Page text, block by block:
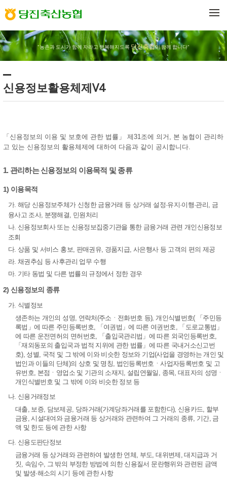
"농촌과 도시가 함께 자라고 행복해지도록 당진축협이 함께 합니다"
신용정보활용체제V4
「신용정보의 이용 및 보호에 관한 법률」 제31조에 의거, 본 농협이 관리하
고 있는 신용정보의 활용체제에 대하여 다음과 같이 공시합니다.
1. 관리하는 신용정보의 이용목적 및 종류
1) 이용목적
가. 해당 신용정보주체가 신청한 금융거래 등 상거래 설정·유지·이행·관리, 금
융사고 조사, 분쟁해결, 민원처리
나. 신용정보회사 또는 신용정보집중기관을 통한 금융거래 관련 개인신용정보
조회
다. 상품 및 서비스 홍보, 판매권유, 경품지급, 사은행사 등 고객의 편의 제공
라. 채권추심 등 사후관리 업무 수행
마. 기타 동법 및 다른 법률의 규정에서 정한 경우
2) 신용정보의 종류
가. 식별정보
생존하는 개인의 성명, 연락처(주소ㆍ전화번호 등), 개인식별번호( 「주민등
록법」에 따른 주민등록번호, 「여권법」에 따른 여권번호, 「도로교통법」
에 따른 운전면허의 면허번호, 「출입국관리법」에 따른 외국인등록번호,
「재외동포의 출입국과 법적 지위에 관한 법률」에 따른 국내거소신고번
호), 성별, 국적 및 그 밖에 이와 비슷한 정보와 기업(사업을 경영하는 개인 및
법인과 이들의 단체)의 상호 및 명칭, 법인등록번호ㆍ사업자등록번호 및 고
유번호, 본점ㆍ영업소 및 기관의 소재지, 설립연월일, 종목, 대표자의 성명ㆍ
개인식별번호 및 그 밖에 이와 비슷한 정보 등
나. 신용거래정보
대출, 보증, 담보제공, 당좌거래(가계당좌거래를 포함한다), 신용카드, 할부
금융, 시설대여와 금융거래 등 상거래와 관련하여 그 거래의 종류, 기간, 금
액 및 한도 등에 관한 사항
다. 신용도판단정보
금융거래 등 상거래와 관련하여 발생한 연체, 부도, 대위변제, 대지급과 거
짓, 속임수, 그 밖의 부정한 방법에 의한 신용질서 문란행위와 관련된 금액
및 발생·해소의 시기 등에 관한 사항